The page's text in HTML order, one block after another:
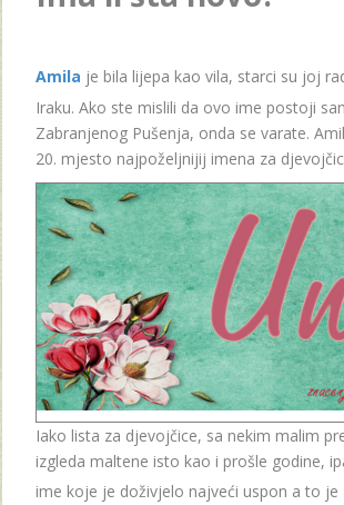
Amila je bila lijepa kao vila, starci su joj
Iraku. Ako ste mislili da ovo ime postoji
Zabranjenog Pušenja, onda se varate.
20. mjesto najpoželjnijij imena za
Iako lista za djevojčice, sa nekim malim
izgleda maltene isto kao i prošle godine,
ime koje je doživjelo najveći uspon a to je